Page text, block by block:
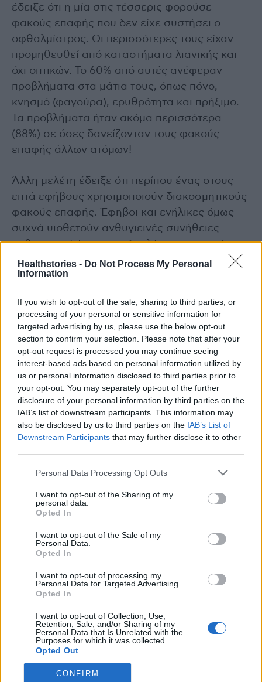
Healthstories - Do Not Process My Personal
Information
If you wish to opt-out of the sale, sharing to third parties, or
processing of your personal or sensitive information for
targeted advertising by us, please use the below opt-out
section to confirm your selection. Please note that after your
opt-out request is processed you may continue seeing
interest-based ads based on personal information utilized by
us or personal information disclosed to third parties prior to
your opt-out. You may separately opt-out of the further
disclosure of your personal information by third parties on the
IAB’s list of downstream participants. This information may
also be disclosed by us to third parties on the IAB’s List of
Downstream Participants that may further disclose it to other
Personal Data Processing Opt Outs
I want to opt-out of the Sharing of my
personal data.
Opted In
I want to opt-out of the Sale of my
Personal Data.
Opted In
I want to opt-out of processing my
Personal Data for Targeted Advertising.
Opted In
I want to opt-out of Collection, Use,
Retention, Sale, and/or Sharing of my
Personal Data that Is Unrelated with the
Purposes for which it was collected.
Opted Out
CONFIRM
έδειξε ότι η μία στις τέσσερις φορούσε
φακούς επαφής που δεν είχε συστήσει ο
οφθαλμίατρος. Οι περισσότερες τους είχαν
προμηθευθεί από καταστήματα λιανικής και
όχι οπτικών. Το 60% από αυτές ανέφεραν
προβλήματα στα μάτια τους, όπως πόνο,
κνησμό (φαγούρα), ερυθρότητα και πρήξιμο.
Τα προβλήματα ήταν ακόμα περισσότερα
(88%) σε όσες δανείζονταν τους φακούς
επαφής άλλων ατόμων!
Άλλη μελέτη έδειξε ότι περίπου ένας στους
επτά εφήβους χρησιμοποιούν διακοσμητικούς
φακούς επαφής. Έφηβοι και ενήλικες όμως
συχνά υιοθετούν ανθυγιεινές συνήθειες
καθαρισμού (π.χ. τους ξεπλένουν με νερό και
όχι με το ειδικό διάλυμα). Αυτό ενέχει σοβαρό
κίνδυνο λοίμωξης στα μάτια.
Τα κομφετί
Τα κομφετί επίσης μπορεί να δημιουργήσουν
προβλήματα. Ειδικά όταν βρίσκονται υπό
πίεση σε «κανονάκια» ενέχουν κίνδυνο
σοβαρού, μερικές φορές μόνιμου
τραυματισμού των ματιών, που συχνά τον
υφίστανται οι παρευρισκόμενοι και όχι όσοι τα
χρησιμοποιούν.
διασκεδαστική και γιορτινή, η μεγάλη
ταχύτητα με την οποία εκτοξεύεται το
περιεχόμενό τους μπορεί να προκαλέσει
διάβρωση του κερατοειδούς, οίδημα του
αμφιβληστροειδούς χιτώνα στο πίσω μέρος
του ματιού ή και τραυματικό ύφαιμα
(αιμορραγία στο πρόσθιο τμήμα του
Αυτού του είδους οι τραυματισμοί μπορεί να
χρειασθούν ακόμα και χειρουργική επέμβαση
για να αντιμετωπιστούν.